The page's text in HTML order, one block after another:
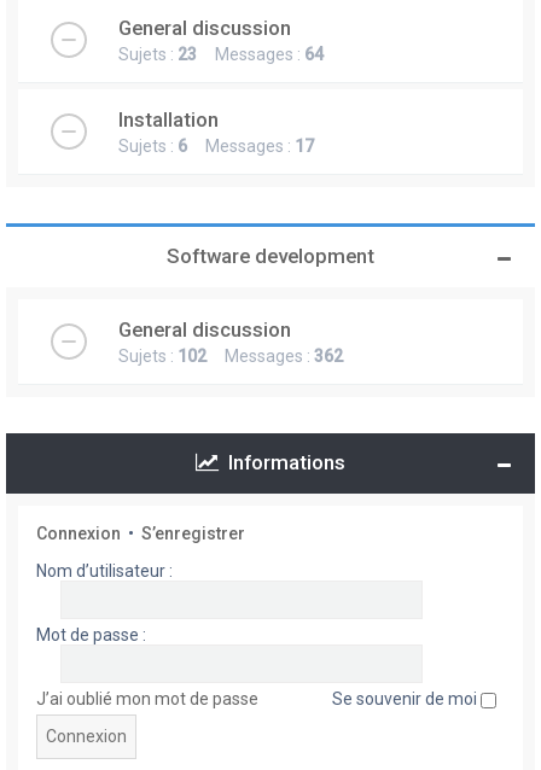
General discussion
Sujets : 23 Messages : 64
Installation
Sujets : 6 Messages : 17
Software development
General discussion
Sujets : 102Messages : 362
Informations
Connexion • S’enregistrer
Nom d’utilisateur :
Mot de passe :
J’ai oublié mon mot de passe Se souvenir de moi